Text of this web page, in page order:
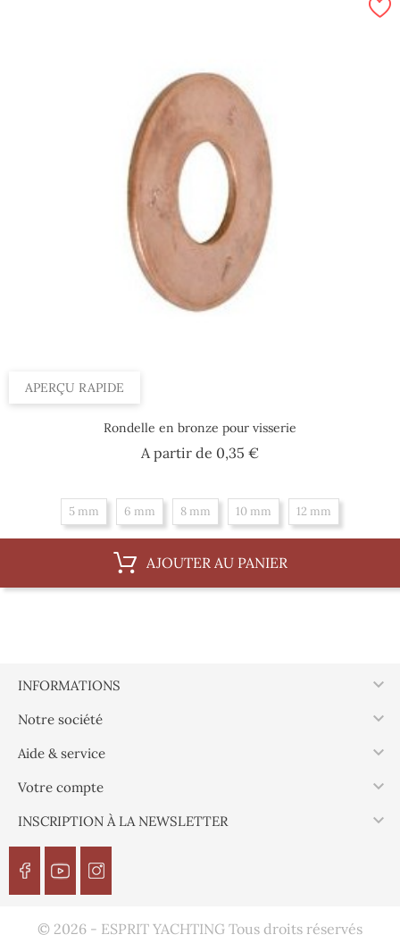
APERÇU RAPIDE
Rondelle en bronze pour visserie
A partir de 0,35 €Prix
5 mm 6 mm 8 mm 10 mm 12 mm
AJOUTER AU PANIER
INFORMATIONS 
Notre société 
Aide & service 
Votre compte 
INSCRIPTION À LA NEWSLETTER 
© 2026 - ESPRIT YACHTING Tous droits réservés